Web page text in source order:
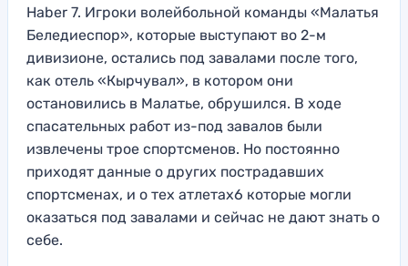
Haber 7. Игроки волейбольной команды «Малатья
Беледиеспор», которые выступают во 2-м
дивизионе, остались под завалами после того,
как отель «Кырчувал», в котором они
остановились в Малатье, обрушился. В ходе
спасательных работ из-под завалов были
извлечены трое спортсменов. Но постоянно
приходят данные о других пострадавших
спортсменах, и о тех атлетах6 которые могли
оказаться под завалами и сейчас не дают знать о
себе.